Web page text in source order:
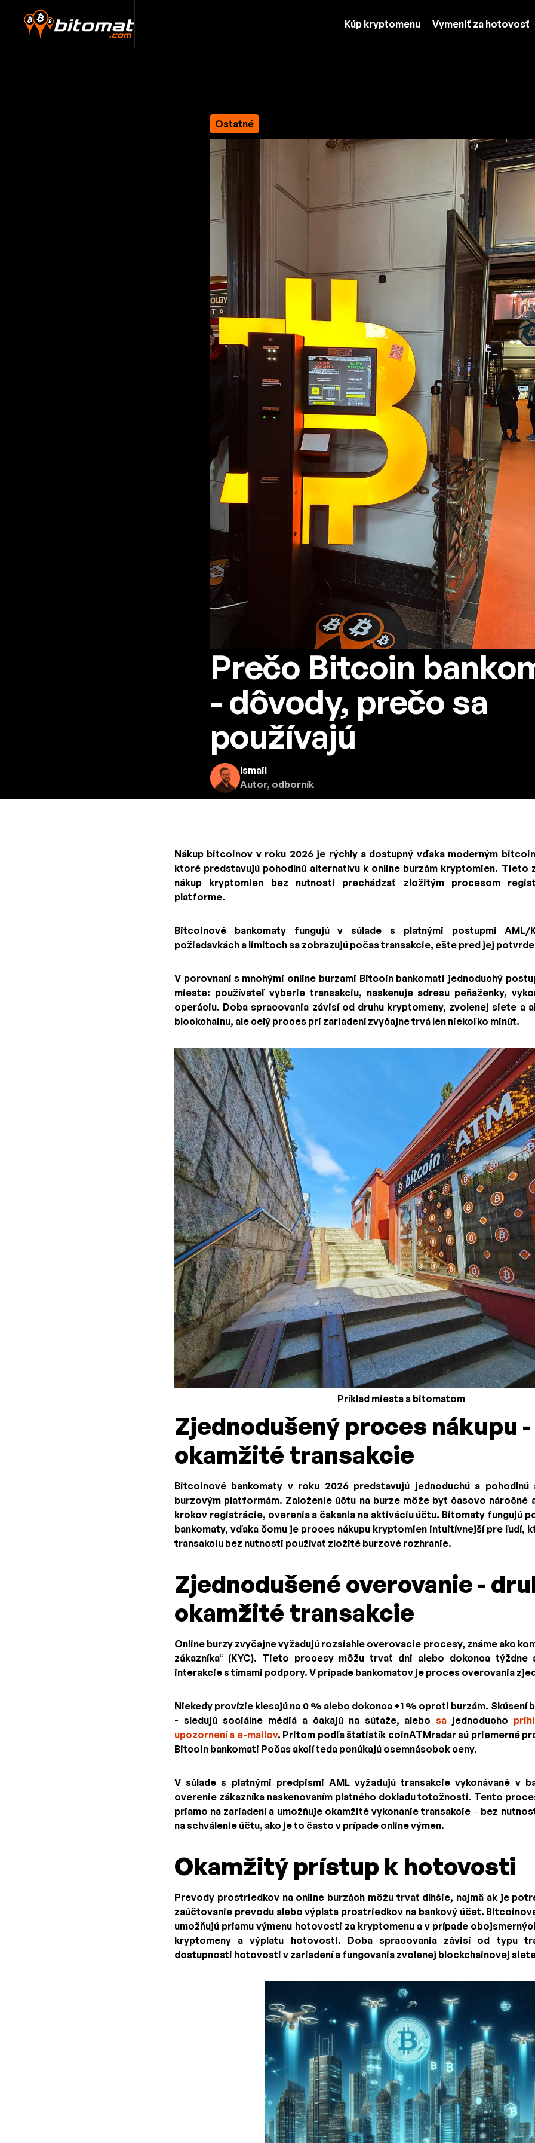
Kúp kryptomenu Vymeniť za hotovosť
Ostatné
Prečo Bitcoin
- dôvody, prečo sa
používajú
Ismail
Autor, odborník
Nákup bitcoinov v roku 2026 je rýchly a dostupný vďaka moderným
ktoré predstavujú pohodlnú alternatívu k online burzám kryptomien. Tieto
nákup kryptomien bez nutnosti prechádzať zložitým procesom
platforme.
Bitcoinové bankomaty fungujú v súlade s platnými postupmi AML/
požiadavkách a limitoch sa zobrazujú počas transakcie, ešte pred jej
V porovnaní s mnohými online burzami Bitcoin bankomati jednoduchý
mieste: používateľ vyberie transakciu, naskenuje adresu peňaženky,
operáciu. Doba spracovania závisí od druhu kryptomeny, zvolenej siete a
blockchainu, ale celý proces pri zariadení zvyčajne trvá len niekoľko minút.
Príklad miesta s bitomatom
Zjednodušený proces nákupu -
okamžité transakcie
Bitcoinové bankomaty v roku 2026 predstavujú jednoduchú a pohodlnú
burzovým platformám. Založenie účtu na burze môže byť časovo náročné
krokov registrácie, overenia a čakania na aktiváciu účtu. Bitomaty fungujú
bankomaty, vďaka čomu je proces nákupu kryptomien intuitívnejší pre ľudí,
transakciu bez nutnosti používať zložité burzové rozhranie.
Zjednodušené overovanie -
okamžité transakcie
Online burzy zvyčajne vyžadujú rozsiahle overovacie procesy, známe ako
zákazníka“ (KYC). Tieto procesy môžu trvať dni alebo dokonca týždne
interakcie s tímami podpory. V prípade bankomatov je proces overovania
Niekedy provízie klesajú na 0 % alebo dokonca +1 % oproti burzám. Skúsení
- sledujú sociálne médiá a čakajú na súťaže, alebosa jednoducho
upozornení a e-mailov. Pritom podľa štatistík coinATMradar sú priemerné
Bitcoin bankomati Počas akcií teda ponúkajú osemnásobok ceny.
V súlade s platnými predpismi AML vyžadujú transakcie vykonávané v
overenie zákazníka naskenovaním platného dokladu totožnosti. Tento
priamo na zariadení a umožňuje okamžité vykonanie transakcie – bez
na schválenie účtu, ako je to často v prípade online výmen.
Okamžitý prístup k hotovosti
Prevody prostriedkov na online burzách môžu trvať dlhšie, najmä ak je
zaúčtovanie prevodu alebo výplata prostriedkov na bankový účet.
umožňujú priamu výmenu hotovosti za kryptomenu a v prípade
kryptomeny a výplatu hotovosti. Doba spracovania závisí od typu
dostupnosti hotovosti v zariadení a fungovania zvolenej blockchainovej